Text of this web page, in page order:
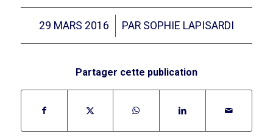
29 MARS 2016
/ PAR SOPHIE LAPISARDI
Partager cette publication